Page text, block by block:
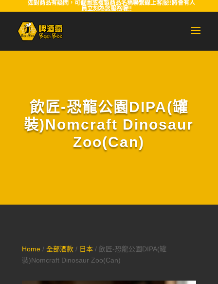
如對商品有疑問，可截圖或複製商品名稱聯繫線上客服!!將會有人
員立刻為您服務喔!!
飲匠-恐龍公園DIPA(罐
裝)Nomcraft Dinosaur
Zoo(Can)
Home/ 全部酒款/ 日本/ 飲匠-恐龍公園DIPA(罐
裝)Nomcraft Dinosaur Zoo(Can)